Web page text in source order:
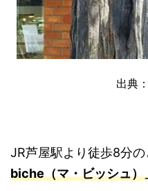
出典：
JR芦屋駅より徒歩8分
biche（マ・ビッシュ）